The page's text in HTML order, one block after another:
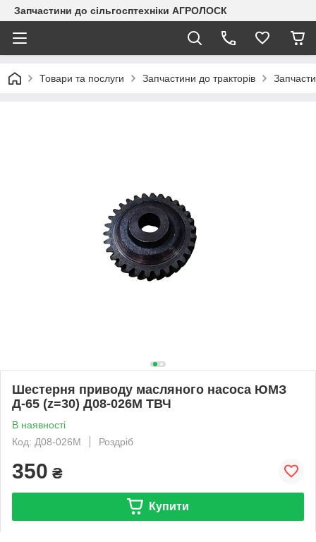
Запчастини до сільгосптехніки АГРОЛОСК
Товари та послуги Запчастини до тракторів
Шестерня приводу масляного насоса ЮМЗ
Д-65 (z=30) Д08-026М ТВЧ
В наявності
Код: Д08-026М
Роздріб
350 ₴
Купити